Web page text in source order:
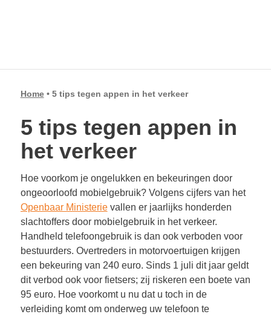
Home• 5 tips tegen appen in het verkeer
5 tips tegen appen in
het verkeer
Hoe voorkom je ongelukken en bekeuringen door
ongeoorloofd mobielgebruik? Volgens cijfers van het
Openbaar Ministerievallen er jaarlijks honderden
slachtoffers door mobielgebruik in het verkeer.
Handheld telefoongebruik is dan ook verboden voor
bestuurders. Overtreders in motorvoertuigen krijgen
een bekeuring van 240 euro. Sinds 1 juli dit jaar geldt
dit verbod ook voor fietsers; zij riskeren een boete van
95 euro. Hoe voorkomt u nu dat u toch in de
verleiding komt om onderweg uw telefoon te